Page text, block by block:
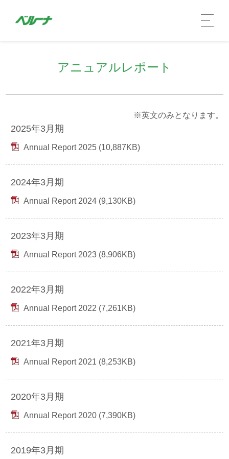
会社概要
経営理念
組織図
事業内容
株主・投資家情報 TOP
経営方針
株式情報
個人投資家の皆様へ
サステナビリティ宣言
担当役員メッセージ
社会
ガバナンス
採用情報 TOP
キャリア採用
パート・アルバイト採用
アニュアルレポート
※英文のみとなります。
2025年3月期
Annual Report 2025 (10,887KB)
2024年3月期
Annual Report 2024 (9,130KB)
2023年3月期
Annual Report 2023 (8,906KB)
2022年3月期
Annual Report 2022 (7,261KB)
2021年3月期
Annual Report 2021 (8,253KB)
2020年3月期
Annual Report 2020 (7,390KB)
2019年3月期